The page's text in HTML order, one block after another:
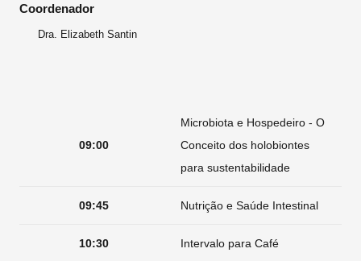
Coordenador
Dra. Elizabeth Santin
09:00
Microbiota e Hospedeiro - O
Conceito dos holobiontes
para sustentabilidade
09:45 Nutrição e Saúde Intestinal
10:30 Intervalo para Café